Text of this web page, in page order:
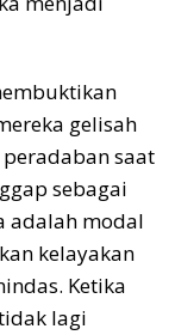
gelisah
saat
sebagai
adalah modal
kelayakan
Ketika
lagi